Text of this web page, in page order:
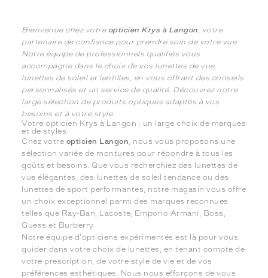
Bienvenue chez votre opticien Krys à Langon, votre
partenaire de confiance pour prendre soin de votre vue.
Notre équipe de professionnels qualifiés vous
accompagne dans le choix de vos lunettes de vue,
lunettes de soleil et lentilles, en vous offrant des conseils
personnalisés et un service de qualité. Découvrez notre
large sélection de produits optiques adaptés à vos
besoins et à votre style.
Votre opticien Krys à Langon : un large choix de marques
et de styles
Chez votre opticien Langon, nous vous proposons une
sélection variée de montures pour répondre à tous les
goûts et besoins. Que vous recherchiez des lunettes de
vue élégantes, des lunettes de soleil tendance ou des
lunettes de sport performantes, notre magasin vous offre
un choix exceptionnel parmi des marques reconnues
telles que Ray-Ban, Lacoste, Emporio Armani, Boss,
Guess et Burberry.
Notre équipe d'opticiens expérimentés est là pour vous
guider dans votre choix de lunettes, en tenant compte de
votre prescription, de votre style de vie et de vos
préférences esthétiques. Nous nous efforçons de vous